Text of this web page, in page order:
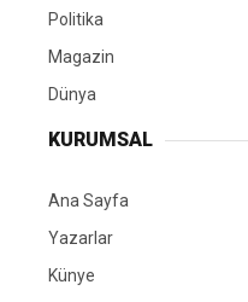
Politika
Magazin
Dünya
KURUMSAL
Ana Sayfa
Yazarlar
Künye